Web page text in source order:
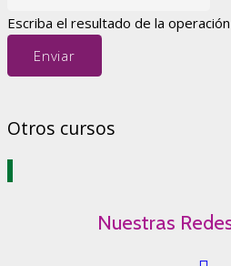
Escriba el resultado de la
Enviar
Otros cursos
Nuestras